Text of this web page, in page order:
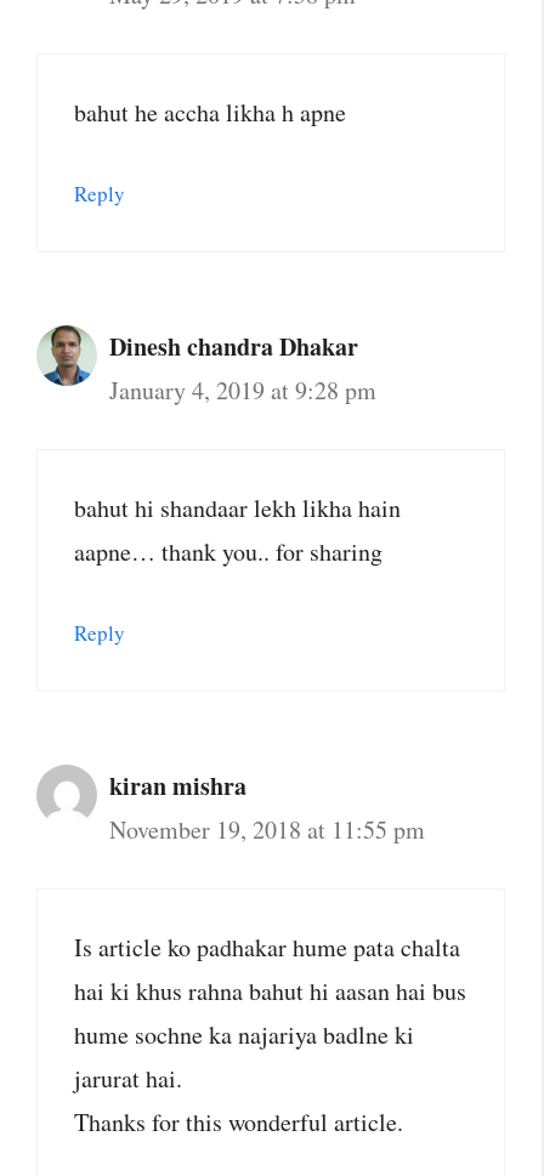
bahut he accha likha h apne
Reply
Dinesh chandra Dhakar
January 4, 2019 at 9:28 pm
bahut hi shandaar lekh likha hain
aapne… thank you.. for sharing
Reply
kiran mishra
November 19, 2018 at 11:55 pm
Is article ko padhakar hume pata chalta
hai ki khus rahna bahut hi aasan hai bus
hume sochne ka najariya badlne ki
jarurat hai.
Thanks for this wonderful article.